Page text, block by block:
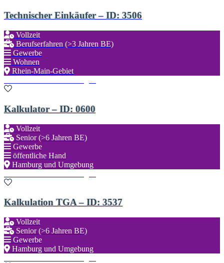
Technischer Einkäufer – ID: 3506
Vollzeit
Berufserfahren (>3 Jahren BE)
Gewerbe
Wohnen
Rhein-Main-Gebiet
Kalkulator – ID: 0600
Vollzeit
Senior (>6 Jahren BE)
Gewerbe
öffentliche Hand
Hamburg und Umgebung
Kalkulation TGA – ID: 3537
Vollzeit
Senior (>6 Jahren BE)
Gewerbe
Hamburg und Umgebung